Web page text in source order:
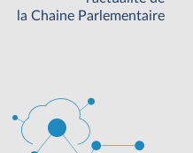
la Chaine Parlementaire